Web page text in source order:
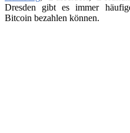
Dresden gibt es immer
Bitcoin bezahlen können.